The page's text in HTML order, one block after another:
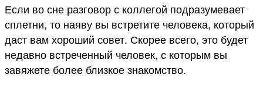
Если во сне разговор с коллегой подразумевает
сплетни, то наяву вы встретите человека, который
даст вам хороший совет. Скорее всего, это будет
недавно встреченный человек, с которым вы
завяжете более близкое знакомство.